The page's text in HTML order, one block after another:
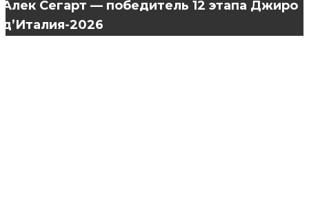
Алек Сегарт — победитель 12 этапа Джиро
д’Италия-2026